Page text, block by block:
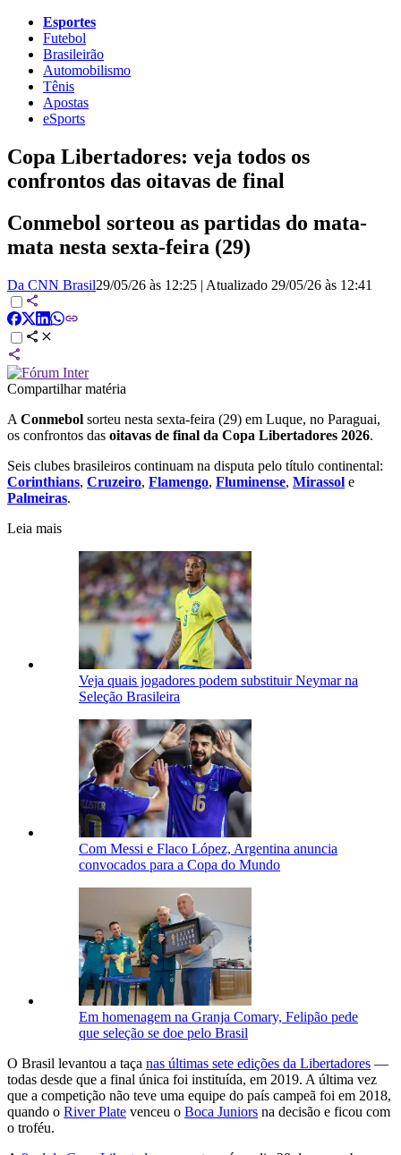
Esportes
Futebol
Brasileirão
Automobilismo
Tênis
Apostas
eSports
Copa Libertadores: veja todos os
confrontos das oitavas de final
Conmebol sorteou as partidas do mata-
mata nesta sexta-feira (29)
Da CNN Brasil29/05/26 às 12:25 | Atualizado 29/05/26 às 12:41
Compartilhar matéria
A Conmebol sorteu nesta sexta-feira (29) em Luque, no Paraguai,
os confrontos das oitavas de final da Copa Libertadores 2026.
Seis clubes brasileiros continuam na disputa pelo título continental:
Corinthians, Cruzeiro, Flamengo, Fluminense, Mirassol e
Palmeiras.
Leia mais
Veja quais jogadores podem substituir Neymar na
Seleção Brasileira
Com Messi e Flaco López, Argentina anuncia
convocados para a Copa do Mundo
Em homenagem na Granja Comary, Felipão pede
que seleção se doe pelo Brasil
O Brasil levantou a taça nas últimas sete edições da Libertadores —
todas desde que a final única foi instituída, em 2019. A última vez
que a competição não teve uma equipe do país campeã foi em 2018,
quando o River Plate venceu o Boca Juniors na decisão e ficou com
o troféu.